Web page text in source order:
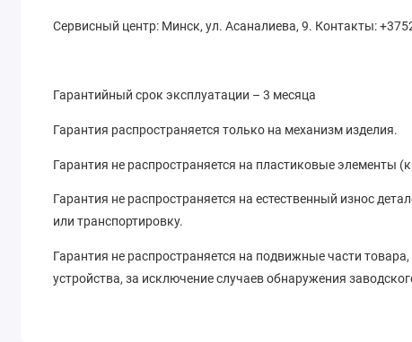
Сервисный центр: Минск, ул. Асаналиева, 9. Контакты:
Гарантийный срок эксплуатации – 3 месяца
Гарантия распространяется только на механизм изделия.
Гарантия не распространяется на пластиковые элементы
Гарантия не распространяется на естественный износ
или транспортировку.
Гарантия не распространяется на подвижные части
устройства, за исключение случаев обнаружения